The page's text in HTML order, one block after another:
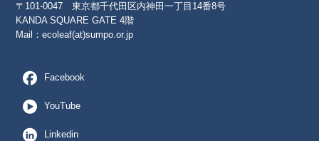
〒101-0047 東京都千代田区内神田一丁目14番8号
KANDA SQUARE GATE 4階
Mail：ecoleaf(at)sumpo.or.jp
Facebook
YouTube
Linkedin